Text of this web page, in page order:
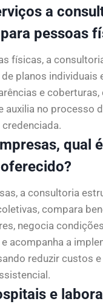
a
pessoas
físicas, a
planos individuais
e
auxilia no processo
qual
a consultoria
compara
negocia
acompanha a
reduzir custos
e